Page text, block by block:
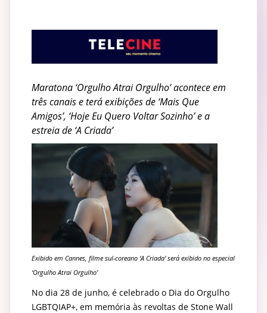
Maratona ‘Orgulho Atrai Orgulho’ acontece em
três canais e terá exibições de ‘Mais Que
Amigos’, ‘Hoje Eu Quero Voltar Sozinho’ e a
estreia de ‘A Criada’
Exibido em Cannes, filme sul-coreano ‘A Criada’ será exibido no especial
‘Orgulho Atrai Orgulho’
No dia 28 de junho, é celebrado o Dia do Orgulho
LGBTQIAP+, em memória às revoltas de Stone Wall